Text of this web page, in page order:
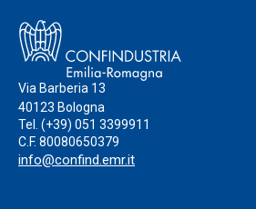
Via Barberia 13
40123 Bologna
Tel. (+39) 051 3399911
C.F. 80080650379
info@confind.emr.it